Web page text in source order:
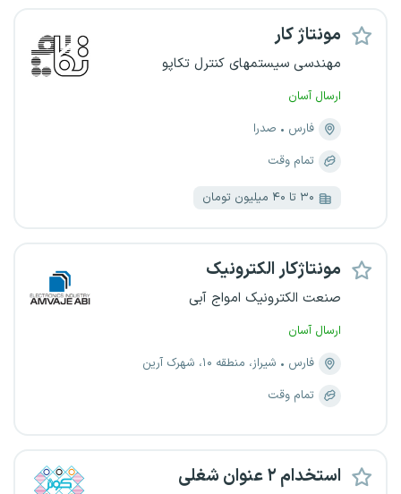
مونتاژ کار
مهندسی سیستمهای کنترل تکاپو
ارسال آسان
فارس
صدرا
تمام وقت
۳۰ تا ۴۰ میلیون تومان
مونتاژکار الکترونیک
صنعت الکترونیک امواج آبی
ارسال آسان
فارس
شیراز، منطقه ۱۰، شهرک آرین
تمام وقت
استخدام ۲ عنوان شغلی